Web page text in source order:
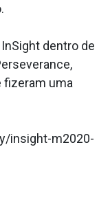
dentro de
fizeram uma
insight-m2020-